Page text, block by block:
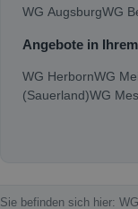
WG AugsburgWG
Angebote in
WG HerbornWG
(Sauerland)WG
Sie befinden sich hier: